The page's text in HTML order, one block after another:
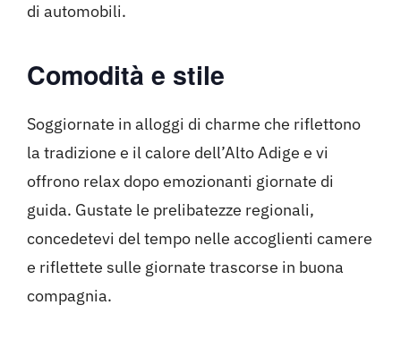
di automobili.
Comodità e stile
Soggiornate in alloggi di charme che riflettono
la tradizione e il calore dell’Alto Adige e vi
offrono relax dopo emozionanti giornate di
guida. Gustate le prelibatezze regionali,
concedetevi del tempo nelle accoglienti camere
e riflettete sulle giornate trascorse in buona
compagnia.